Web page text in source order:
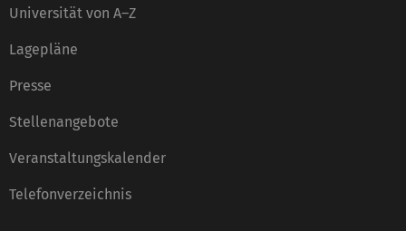
Universität von A–Z
Lagepläne
Presse
Stellenangebote
Veranstaltungskalender
Telefonverzeichnis